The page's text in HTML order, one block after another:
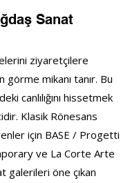
Sanat
ziyaretçilere
mikanı tanır. Bu
canlılığını hissetmek
Klasik Rönesans
için BASE / Progetti
ve La Corte Arte
galerileri öne çıkan